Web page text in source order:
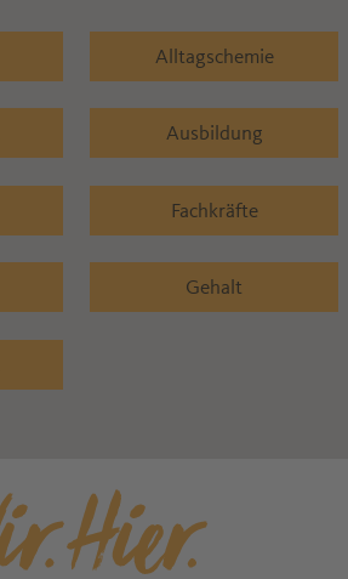
Alltagschemie
Ausbildung
Fachkräfte
Gehalt